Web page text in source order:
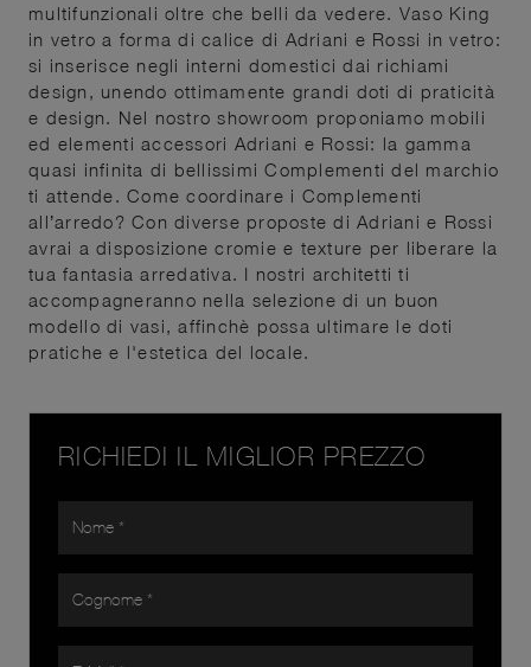
multifunzionali oltre che belli da vedere. Vaso King
in vetro a forma di calice di Adriani e Rossi in vetro:
si inserisce negli interni domestici dai richiami
design, unendo ottimamente grandi doti di praticità
e design. Nel nostro showroom proponiamo mobili
ed elementi accessori Adriani e Rossi: la gamma
quasi infinita di bellissimi Complementi del marchio
ti attende. Come coordinare i Complementi
all’arredo? Con diverse proposte di Adriani e Rossi
avrai a disposizione cromie e texture per liberare la
tua fantasia arredativa. I nostri architetti ti
accompagneranno nella selezione di un buon
modello di vasi, affinchè possa ultimare le doti
pratiche e l'estetica del locale.
RICHIEDI IL MIGLIOR PREZZO